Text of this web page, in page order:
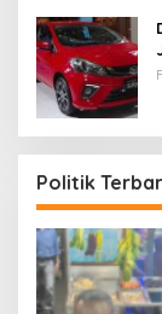
Politik